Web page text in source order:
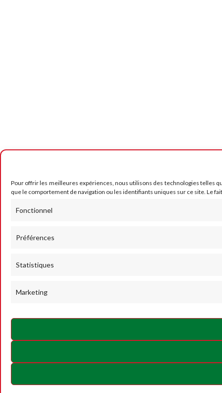
Pour offrir les meilleures expériences, nous utilisons des technologies telles
que le comportement de navigation ou les identifiants uniques sur ce site. Le
Fonctionnel
Préférences
Statistiques
Marketing